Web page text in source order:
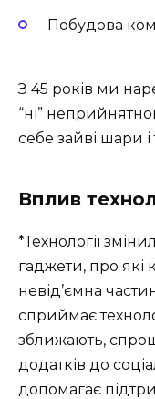
Побудова
З 45 років ми
“ні”
себе зайві шари
Вплив
*Технології
гаджети, про які
невід’ємна
сприймає
зближають,
додатків до
допомагає